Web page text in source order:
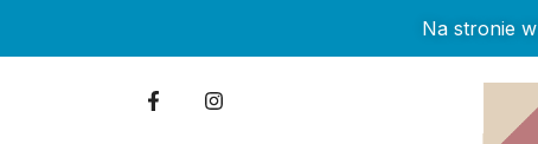
Na stronie